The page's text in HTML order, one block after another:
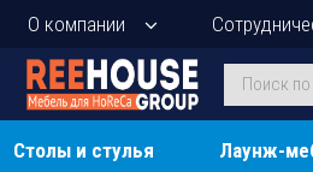
О компании
Столы и стулья Лаунж-